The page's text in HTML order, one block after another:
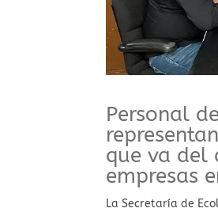
Personal
que va del
empresas
La Secretaría de